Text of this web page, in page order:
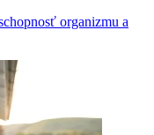
organizmu a